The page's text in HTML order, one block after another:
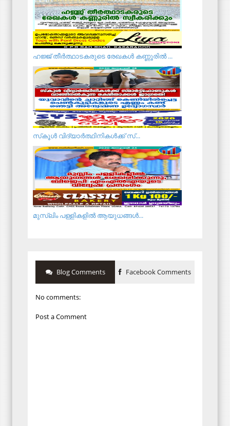
ഹജ്ജ് തീർത്ഥാടകരുടെ രേഖകൾ കണ്ണൂരിൽ ...
സ്‌കൂള്‍ വിദ്യാര്‍ത്ഥിനികള്‍ക്ക് സ്...
മു​സ്ലിം പ​ള്ളി​ക​ളി​ൽ ആ​യു​ധ​ങ്ങ​ൾ...
Blog Comments Facebook Comments
No comments:
Post a Comment